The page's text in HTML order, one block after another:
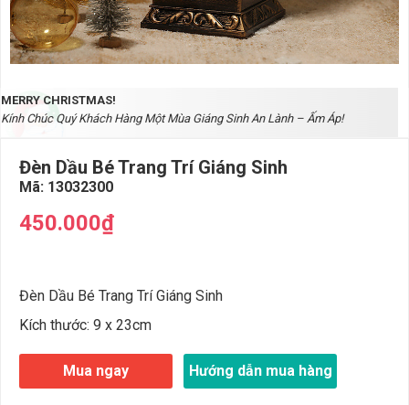
MERRY CHRISTMAS!
Kính Chúc Quý Khách Hàng Một Mùa Giáng Sinh An Lành – Ấm Áp!
Đèn Dầu Bé Trang Trí Giáng Sinh
Mã: 13032300
450.000₫
Đèn Dầu Bé Trang Trí Giáng Sinh
Kích thước: 9 x 23cm
Mua ngay Hướng dẫn mua hàng